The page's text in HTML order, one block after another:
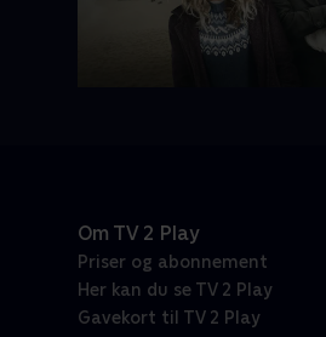
Om TV 2 Play
Priser og abonnement
Her kan du se TV 2 Play
Gavekort til TV 2 Play